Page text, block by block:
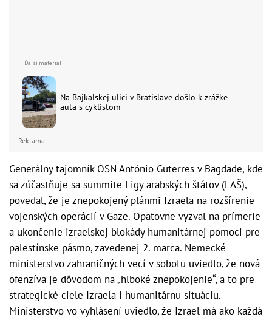
Na Bajkalskej ulici v Bratislave došlo k zrážke
auta s cyklistom
Reklama
Generálny tajomník OSN António Guterres v Bagdade, kde
sa zúčastňuje sa summite Ligy arabských štátov (LAŠ),
povedal, že je znepokojený plánmi Izraela na rozšírenie
vojenských operácií v Gaze. Opätovne vyzval na prímerie
a ukončenie izraelskej blokády humanitárnej pomoci pre
palestínske pásmo, zavedenej 2. marca. Nemecké
ministerstvo zahraničných vecí v sobotu uviedlo, že nová
ofenzíva je dôvodom na „hlboké znepokojenie“, a to pre
strategické ciele Izraela i humanitárnu situáciu.
Ministerstvo vo vyhlásení uviedlo, že Izrael má ako každá